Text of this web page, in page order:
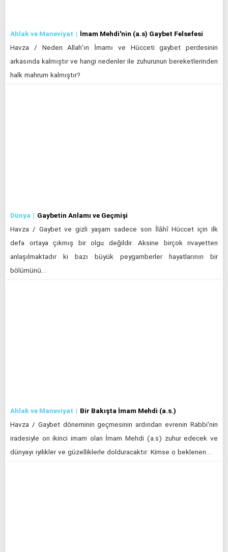
Ahlak ve Maneviyat İmam Mehdi'nin (a.s) Gaybet Felsefesi
Havza / Neden Allah'ın İmamı ve Hücceti gaybet perdesinin
arkasında kalmıştır ve hangi nedenler ile zuhurunun bereketlerinden
halk mahrum kalmıştır?
Dünya Gaybetin Anlamı ve Geçmişi
Havza / Gaybet ve gizli yaşam sadece son İlâhî Hüccet için ilk
defa ortaya çıkmış bir olgu değildir. Aksine birçok rivayetten
anlaşılmaktadır ki bazı büyük peygamberler hayatlarının bir
bölümünü…
Ahlak ve Maneviyat Bir Bakışta İmam Mehdi (a.s.)
Havza / Gaybet döneminin geçmesinin ardından evrenin Rabbi'nin
iradesiyle on ikinci imam olan İmam Mehdi (a.s) zuhur edecek ve
dünyayı iyilikler ve güzelliklerle dolduracaktır. Kimse o beklenen…